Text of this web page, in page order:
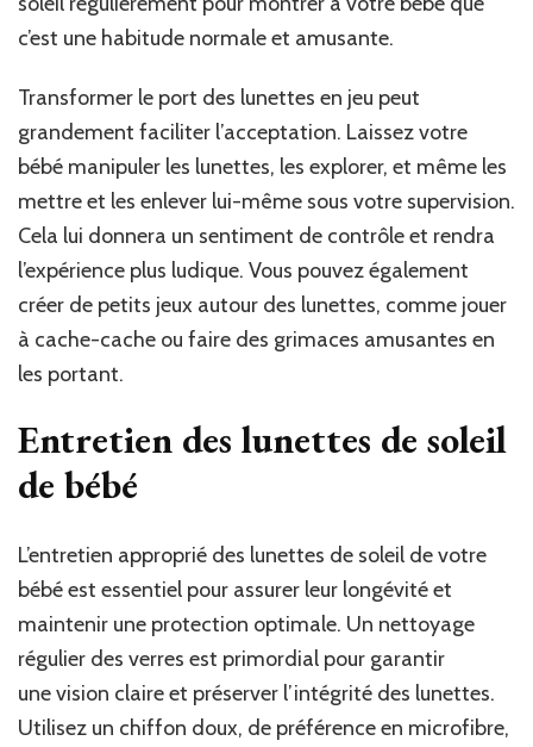
c’est une habitude normale et amusante.
Transformer le port des lunettes en jeu peut
grandement faciliter l’acceptation. Laissez votre
bébé manipuler les lunettes, les explorer, et même les
mettre et les enlever lui-même sous votre supervision.
Cela lui donnera un sentiment de contrôle et rendra
l’expérience plus ludique. Vous pouvez également
créer de petits jeux autour des lunettes, comme jouer
à cache-cache ou faire des grimaces amusantes en
les portant.
Entretien des lunettes de soleil
de bébé
L’entretien approprié des lunettes de soleil de votre
bébé est essentiel pour assurer leur longévité et
maintenir une protection optimale. Un nettoyage
régulier des verres est primordial pour garantir
une vision claire et préserver l’intégrité des lunettes.
Utilisez un chiffon doux, de préférence en microfibre,